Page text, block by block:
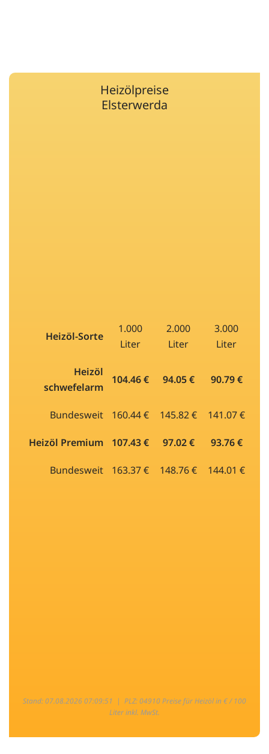
Heizölpreise
Elsterwerda
Heizöl-Sorte
1.000
Liter
2.000
Liter
3.000
Liter
Heizöl
schwefelarm
104.46 € 94.05 € 90.79 €
Bundesweit 160.44 € 145.82 € 141.07 €
Heizöl Premium 107.43 € 97.02 € 93.76 €
Bundesweit 163.37 € 148.76 € 144.01 €
Stand: 07.08.2026 07:09:51 | PLZ: 04910 Preise für Heizöl in € / 100
Liter inkl. MwSt.